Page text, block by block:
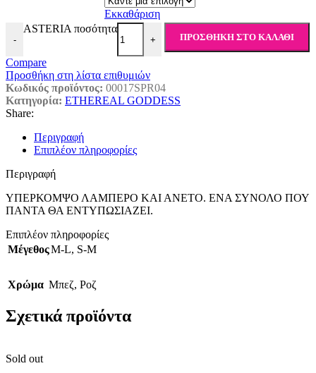
Εκκαθάριση
-
ASTERIA ποσότητα
+ ΠΡΟΣΘΉΚΗ ΣΤΟ ΚΑΛΆΘΙ
Compare
Προσθήκη στη λίστα επιθυμιών
Κωδικός προϊόντος: 00017SPR04
Κατηγορία: ETHEREAL GODDESS
Share:
Περιγραφή
Επιπλέον πληροφορίες
Περιγραφή
ΥΠΕΡΚΟΜΨΟ ΛΑΜΠΕΡΟ ΚΑΙ ΑΝΕΤΟ. ΕΝΑ ΣΥΝΟΛΟ ΠΟΥ
ΠΑΝΤΑ ΘΑ ΕΝΤΥΠΩΣIAΖΕΙ.
Επιπλέον πληροφορίες
ΜέγεθοςM-L, S-M
Χρώμα Μπεζ, Ροζ
Σχετικά προϊόντα
Sold out